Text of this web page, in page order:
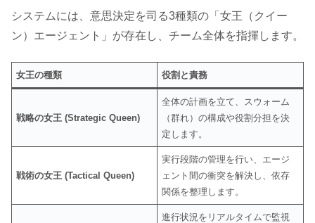
システムには、意思決定を司る3種類の「女王（クイー
ン）エージェント」が存在し、チーム全体を指揮します。
女王の種類 役割と責務
戦略の女王 (Strategic Queen)
全体の計画を立て、スウォーム
（群れ）の構成や役割分担を決
定します。
戦術の女王 (Tactical Queen)
実行段階の管理を行い、エージ
ェント間の衝突を解決し、依存
関係を整理します。
進行状況をリアルタイムで監視